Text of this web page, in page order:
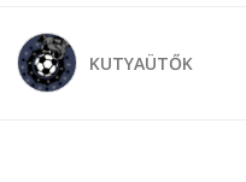
KUTYAÜTŐK